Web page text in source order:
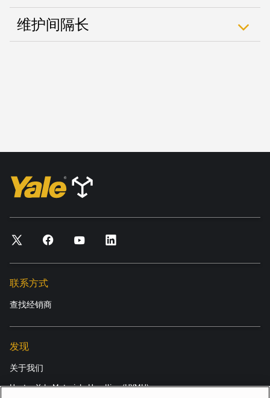
维护间隔长
联系方式
查找经销商
发现
关于我们
Hyster-Yale Materials Handling (HYMH)